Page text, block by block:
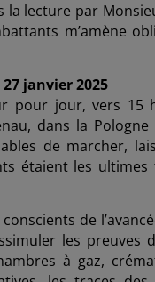
la lecture par
m’amène
janvier 2025
pour jour, vers 15
dans la
de marcher,
étaient les ultimes
conscients de
les
à gaz,